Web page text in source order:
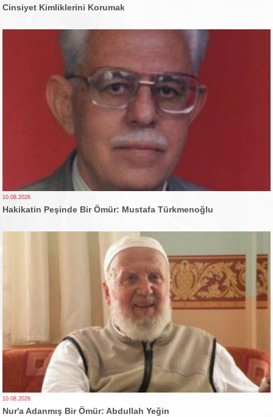
Cinsiyet Kimliklerini Korumak
10.08.2026
Hakikatin Peşinde Bir Ömür: Mustafa Türkmenoğlu
10.08.2026
Nur'a Adanmış Bir Ömür: Abdullah Yeğin